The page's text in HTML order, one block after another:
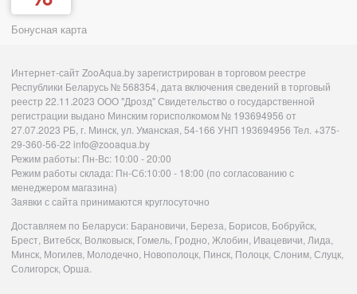
Бонусная карта
Интернет-сайт ZooAqua.by зарегистрирован в торговом реестре
Республики Беларусь № 568354, дата включения сведений в торговый
реестр 22.11.2023 ООО "Дрозд" Свидетельство о государственной
регистрации выдано Минским горисполкомом № 193694956 от
27.07.2023 РБ, г. Минск, ул. Уманская, 54-166 УНП 193694956 Тел. +375-
29-360-56-22 info@zooaqua.by
Режим работы: Пн-Вс: 10:00 - 20:00
Режим работы склада: Пн-Сб:10:00 - 18:00 (по согласованию с
менеджером магазина)
Заявки с сайта принимаются круглосуточно
Доставляем по Беларуси: Барановичи, Береза, Борисов, Бобруйск,
Брест, Витебск, Волковыск, Гомель, Гродно, Жлобин, Ивацевичи, Лида,
Минск, Могилев, Молодечно, Новополоцк, Пинск, Полоцк, Слоним, Слуцк,
Солигорск, Орша.